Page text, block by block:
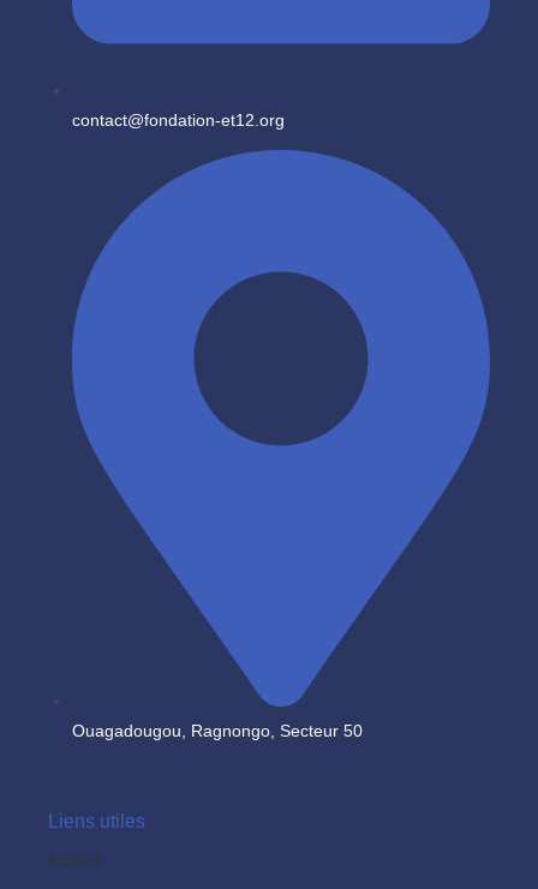
contact@fondation-et12.org
Ouagadougou, Ragnongo, Secteur 50
Liens utiles
Accueil